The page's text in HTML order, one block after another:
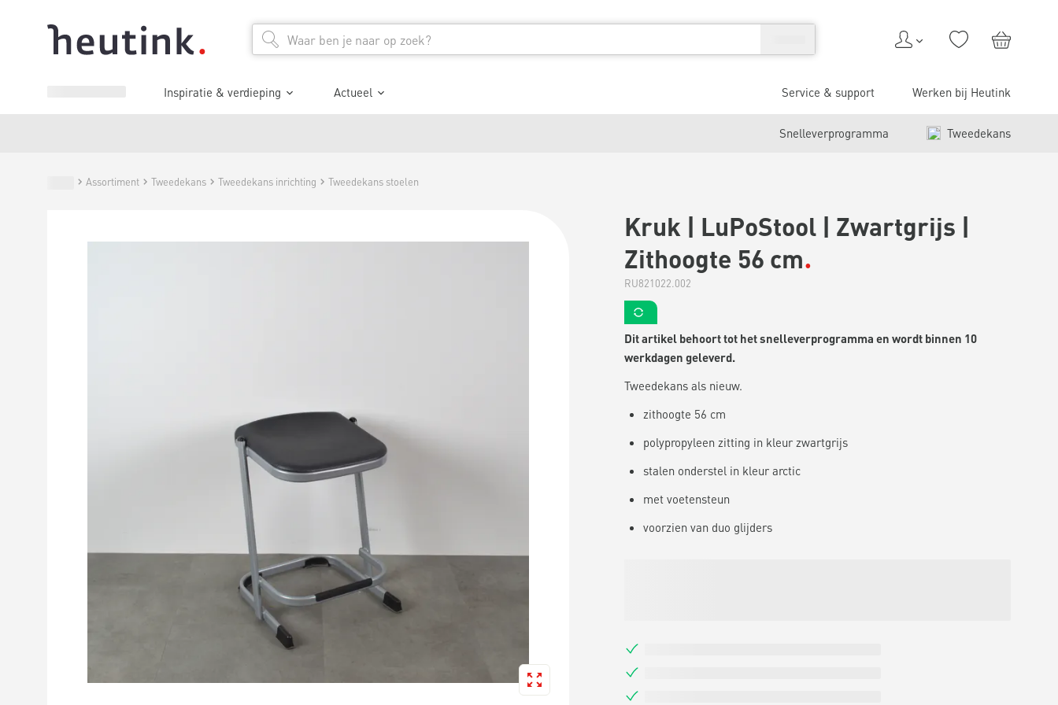
Inspiratie & verdieping Actueel Service & support Werken bij Heutink
Snelleverprogramma Tweedekans
Assortiment Tweedekans Tweedekans inrichting Tweedekans stoelen
Kruk | LuPoStool | Zwartgrijs |
Zithoogte 56 cm
RU821022.002
Dit artikel behoort tot het snelleverprogramma en wordt binnen 10
werkdagen geleverd.
Tweedekans als nieuw.
zithoogte 56 cm
polypropyleen zitting in kleur zwartgrijs
stalen onderstel in kleur arctic
met voetensteun
voorzien van duo glijders